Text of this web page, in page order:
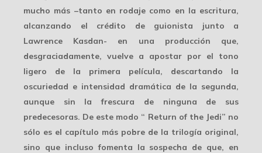
mucho más –tanto en rodaje como en la escritura,
alcanzando el crédito de guionista junto a
Lawrence Kasdan- en una producción que,
desgraciadamente, vuelve a apostar por el tono
ligero de la primera película, descartando la
oscuriedad e intensidad dramática de la segunda,
aunque sin la frescura de ninguna de sus
predecesoras. De este modo “ Return of the Jedi” no
sólo es el capítulo más pobre de la trilogía original,
sino que incluso fomenta la sospecha de que, en